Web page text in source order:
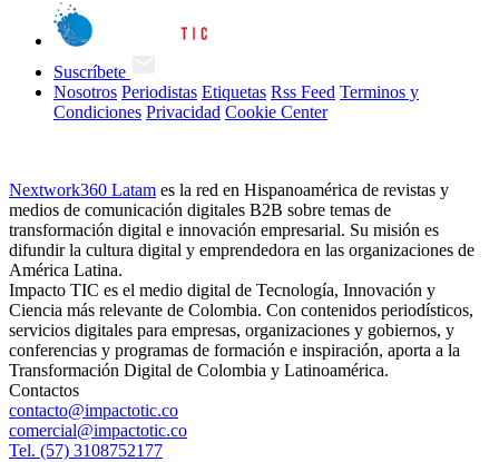
Suscríbete
Nosotros Periodistas Etiquetas Rss Feed Terminos y
Condiciones Privacidad Cookie Center
Nextwork360 Latam es la red en Hispanoamérica de revistas y
medios de comunicación digitales B2B sobre temas de
transformación digital e innovación empresarial. Su misión es
difundir la cultura digital y emprendedora en las organizaciones de
América Latina.
Impacto TIC es el medio digital de Tecnología, Innovación y
Ciencia más relevante de Colombia. Con contenidos periodísticos,
servicios digitales para empresas, organizaciones y gobiernos, y
conferencias y programas de formación e inspiración, aporta a la
Transformación Digital de Colombia y Latinoamérica.
Contactos
contacto@impactotic.co
comercial@impactotic.co
Tel. (57) 3108752177